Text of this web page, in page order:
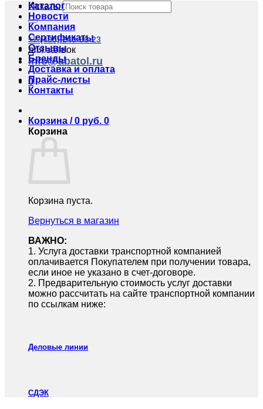
Искать:
+7 (495) 240-86-23
для заявок
info@abatol.ru
0
Каталог
Новости
Компания
Сертификаты
Отзывы
Бренды
Доставка и оплата
Прайс-листы
Контакты
Корзина /0 руб. 0
Корзина
Корзина пуста.
Вернуться в магазин
ВАЖНО:
1.⁠ ⁠Услуга доставки транспортной компанией
оплачивается Покупателем при получении товара,
если иное не указано в счет-договоре.
2.⁠ ⁠Предварительную стоимость услуг доставки
можно рассчитать на сайте транспортной компании
по ссылкам ниже:
Деловые линии
СДЭК